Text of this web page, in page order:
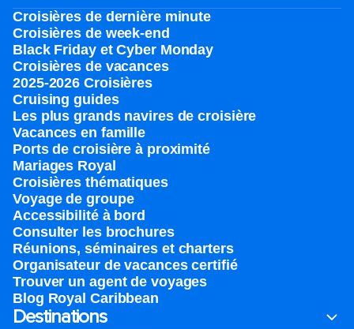
Croisières de dernière minute
Croisières de week-end
Black Friday et Cyber Monday
Croisières de vacances
2025-2026 Croisières
Cruising guides
Les plus grands navires de croisière
Vacances en famille
Ports de croisière à proximité
Mariages Royal
Croisières thématiques
Voyage de groupe​
Accessibilité à bord​
Consulter les brochures
Réunions, séminaires et charters
Organisateur de vacances certifié
Trouver un agent de voyages
Blog Royal Caribbean
Destinations